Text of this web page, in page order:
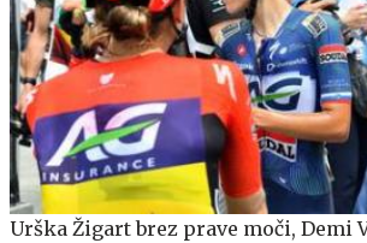
Urška Žigart brez prave moči, Demi